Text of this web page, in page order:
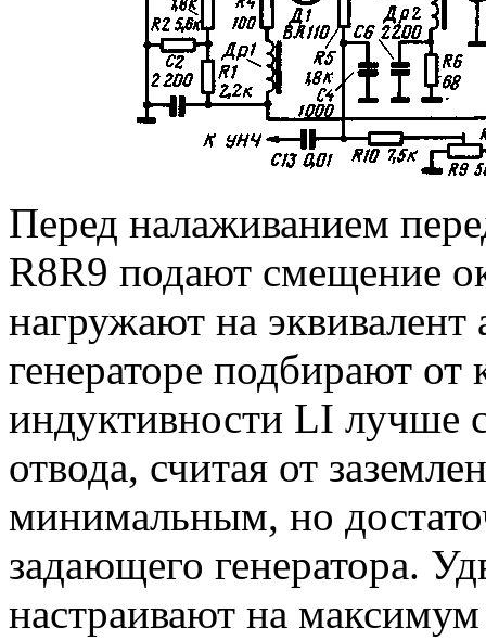
Перед налаживанием
R8R9 подают смещение
нагружают на
генераторе подбирают от
индуктивности LI лучше
отвода, считая от
минимальным, но
задающего генератора.
настраивают на